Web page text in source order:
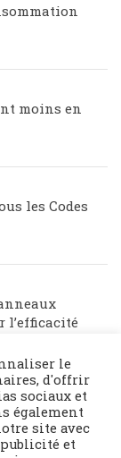
moins en
les Codes
l’efficacité
le
d'offrir
sociaux et
également
site avec
publicité et